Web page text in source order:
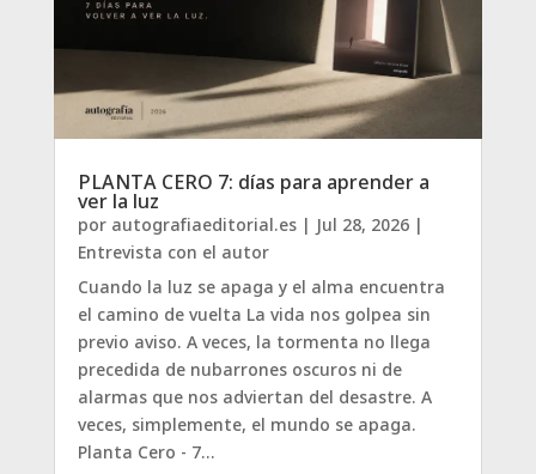
PLANTA CERO 7: días para aprender a
ver la luz
porautografiaeditorial.es|Jul 28, 2026|
Entrevista con el autor
Cuando la luz se apaga y el alma encuentra
el camino de vuelta La vida nos golpea sin
previo aviso. A veces, la tormenta no llega
precedida de nubarrones oscuros ni de
alarmas que nos adviertan del desastre. A
veces, simplemente, el mundo se apaga.
Planta Cero - 7...